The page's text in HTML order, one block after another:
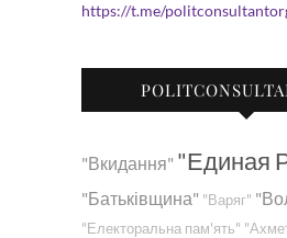
https://t.me/
"Вкидання" "Единая
"Батьківщина" "Варяг"
"Електоральна пам'ять"